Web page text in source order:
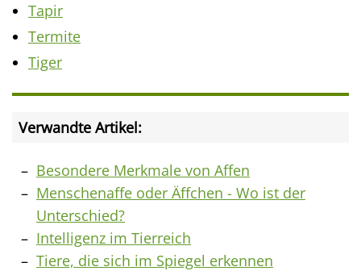
Tapir
Termite
Tiger
Verwandte Artikel:
Besondere Merkmale von Affen
Menschenaffe oder Äffchen - Wo ist der
Unterschied?
Intelligenz im Tierreich
Tiere, die sich im Spiegel erkennen